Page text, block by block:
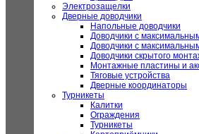
Электрозащелки
Дверные доводчики
Напольные доводчики
Доводчики с
Доводчики с
Доводчики скрытого
Монтажные пластины и
Тяговые устройства
Дверные координаторы
Турникеты
Калитки
Ограждения
Турникеты